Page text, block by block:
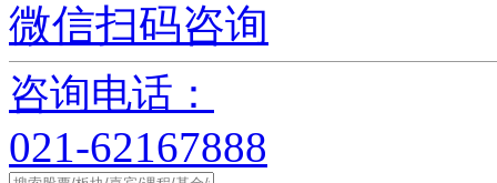
微信扫码咨询
咨询电话：
021-62167888